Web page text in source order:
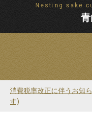
Nesting sake
消費税率改正に伴うお知
す)